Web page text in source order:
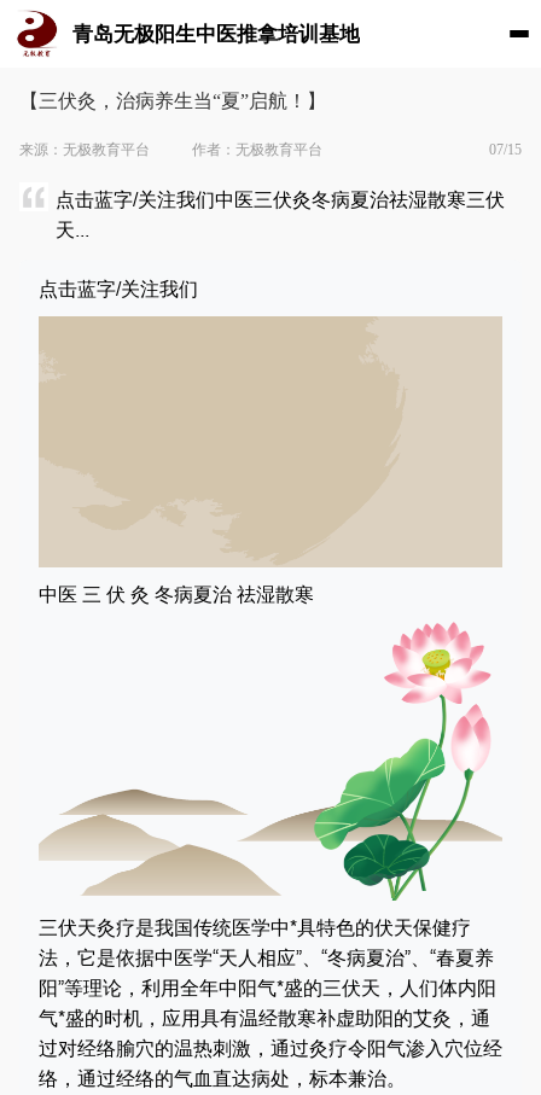
青岛无极阳生中医推拿培训基地
【三伏灸，治病养生当“夏”启航！】
来源：无极教育平台 作者：无极教育平台 07/15
点击蓝字/关注我们中医三伏灸冬病夏治祛湿散寒三伏
天...
点击蓝字/关注我们
中医 三 伏 灸 冬病夏治 祛湿散寒
三伏天灸疗是我国传统医学中*具特色的伏天保健疗
法，它是依据中医学“天人相应”、“冬病夏治”、“春夏养
阳”等理论，利用全年中阳气*盛的三伏天，人们体内阳
气*盛的时机，应用具有温经散寒补虚助阳的艾灸，通
过对经络腧穴的温热刺激，通过灸疗令阳气渗入穴位经
络，通过经络的气血直达病处，标本兼治。